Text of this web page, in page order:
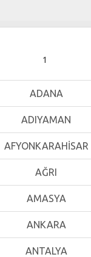
ADANA
ADIYAMAN
AFYONKARAHİSAR
AĞRI
AMASYA
ANKARA
ANTALYA
1